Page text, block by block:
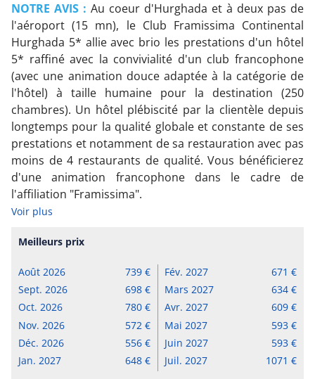
NOTRE AVIS : Au coeur d'Hurghada et à deux pas de
l'aéroport (15 mn), le Club Framissima Continental
Hurghada 5* allie avec brio les prestations d'un hôtel
5* raffiné avec la convivialité d'un club francophone
(avec une animation douce adaptée à la catégorie de
l'hôtel) à taille humaine pour la destination (250
chambres). Un hôtel plébiscité par la clientèle depuis
longtemps pour la qualité globale et constante de ses
prestations et notamment de sa restauration avec pas
moins de 4 restaurants de qualité. Vous bénéficierez
d'une animation francophone dans le cadre de
l'affiliation "Framissima".
Voir plus
Meilleurs prix
Août 2026
739
Sept. 2026
698
Oct. 2026
780
Nov. 2026
572
Déc. 2026
556
Jan. 2027
648
Fév. 2027
671
Mars 2027
634
Avr. 2027
609
Mai 2027
593
Juin 2027
593
Juil. 2027
1071